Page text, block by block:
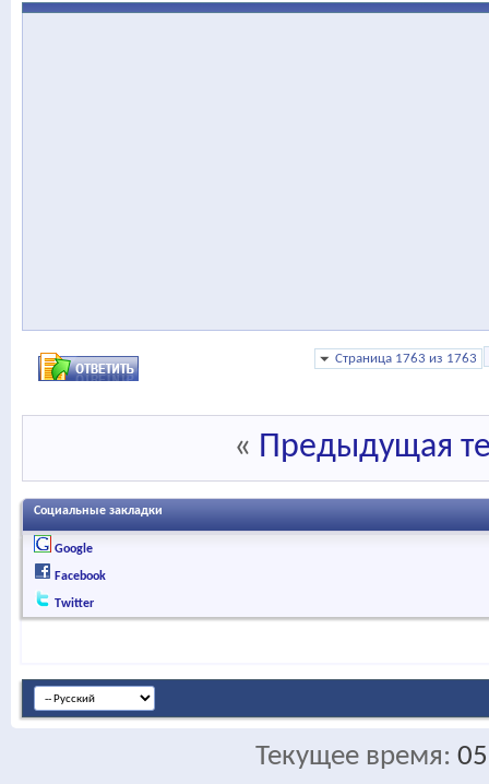
Страница 1763 из 1763
« Предыдущая
Социальные закладки
Google
Facebook
Twitter
Текущее время: